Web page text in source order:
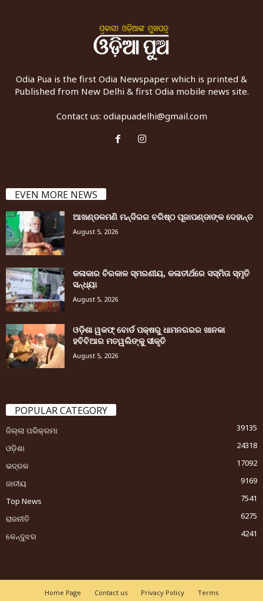
Odia Pua is the first Odia Newspaper which is printed &
Published from New Delhi & first Odia mobile news site.
Contact us: odiapuadelhi@gmail.com
EVEN MORE NEWS
ଆଖଣ୍ଡଳମଣି ମନ୍ଦିରର ବରିଷ୍ଠ ପୂଜାପଣ୍ଡାଙ୍କ ଦେହାନ୍ତ
August 5, 2026
କଳାକାର ଚିରକାଳ ସ୍ମରଣୀୟ, କଳାତୀର୍ଥରେ ସସ୍ମିତା ସ୍ମୃତି
ସନ୍ଧ୍ୟା
August 5, 2026
ଓଡ଼ିଶା ୱକଫ୍ ବୋର୍ଡ ପକ୍ଷରୁ ଧାମନଗରର ଖାନକା
ହବିବିଆର ମତୱଲିଙ୍କୁ ସୀକୃତି
August 5, 2026
POPULAR CATEGORY
ଜିଲ୍ଲା ପରିକ୍ରମା
39135
ଓଡ଼ିଶା
24318
ଭଦ୍ରକ
17092
ଜାତୀୟ
9169
Top News
7541
ରାଜନୀତି
6275
କେନ୍ଦୁଝର
4241
Home Page Contact us Privacy Policy Terms